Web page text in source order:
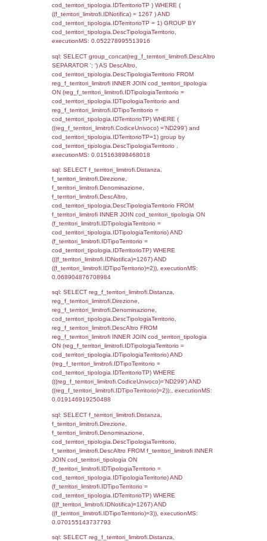
executionMS: 0.00098395347595215
sql: SELECT cod_ipa_aoo.des_amm,
d1_controlli.UntAmmTerr,
d1_controlli.Regione, d1_controlli.Provincia,
d1_controlli.Comune, d1_controlli.Via,
d1_controlli.Email, d1_controlli.Pec FROM
INNER JOIN d1_controlli ON
d1_controlli.UntAmmTerr where
executionMS: 0.02161693572998
sql: SELECT cod_ipa_aoo.des_amm,
d1_controlli.UntAmmTerr,
d1_controlli.Regione, d1_controlli.Provincia,
d1_controlli.Comune, d1_controlli.Via,
d1_controlli.Email, d1_controlli.Pec FROM
INNER JOIN d1_controlli ON
d1_controlli.UntAmmTerr where
executionMS: 0.023122072219849
sql: SELECT * FROM d2_autorizzazioni
IDNotifica=1267, executionMS:
sql: SELECT * FROM
CodiceUnivoco='ND299' , executionMS:
0.0045931339263916
sql: SELECT Ispezione, IDArticoloComma,
StatoIspezione,
'%d/%m/%Y') as DataApertura,
DATE_FORMAT(DataChiusura, '%d/%m/
DataChiusura,
'%d/%m/%Y') as DataUltimoPIR FROM
WHERE (((d3_ispezioni.IDNotifica)=1267)),
0.00051689147949219
sql: SELECT Ispezione, IDArticoloComma,
StatoIspezione,
'%d/%m/%Y') as DataApertura,